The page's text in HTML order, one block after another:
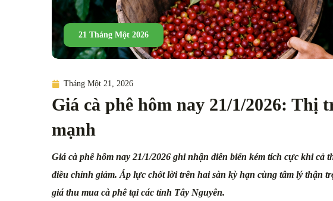
21 Tháng Một 2026
Tháng Một 21, 2026
Giá cà phê hôm nay 21/1/2026: Thị
mạnh
Giá cà phê hôm nay 21/1/2026 ghi nhận diễn biến kém tích cực khi cả
điều chỉnh giảm. Áp lực chốt lời trên hai sàn kỳ hạn cùng tâm lý thận
giá thu mua cà phê tại các tỉnh Tây Nguyên.